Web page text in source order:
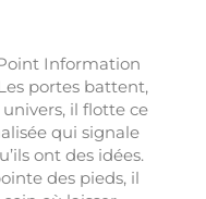
Information
portes battent,
il flotte ce
qui signale
ont des idées.
des pieds, il